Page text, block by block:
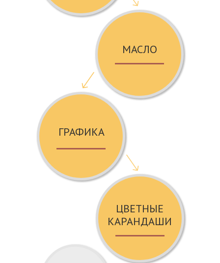
МАСЛО
ГРАФИКА
ЦВЕТНЫЕ
КАРАНДАШИ